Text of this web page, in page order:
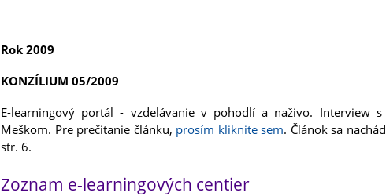
Rok 2009
KONZÍLIUM 05/2009
E-learningový portál - vzdelávanie v pohodlí a naživo. Interview
Meškom. Pre prečitanie článku, prosím kliknite sem. Článok sa
str. 6.
Zoznam e-learningových centier